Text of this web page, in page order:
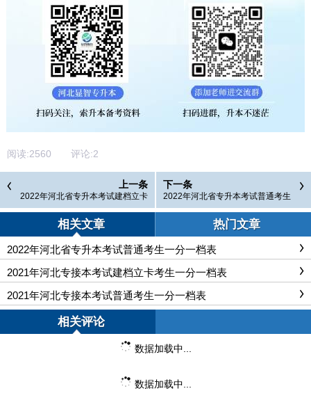
阅读:2560 评论:2
上一条
2022年河北省专升本考试建档立卡
下一条
2022年河北省专升本考试普通考生
相关文章 热门文章
2022年河北省专升本考试普通考生一分一档表
2021年河北专接本考试建档立卡考生一分一档表
2021年河北专接本考试普通考生一分一档表
相关评论
数据加载中...
数据加载中...